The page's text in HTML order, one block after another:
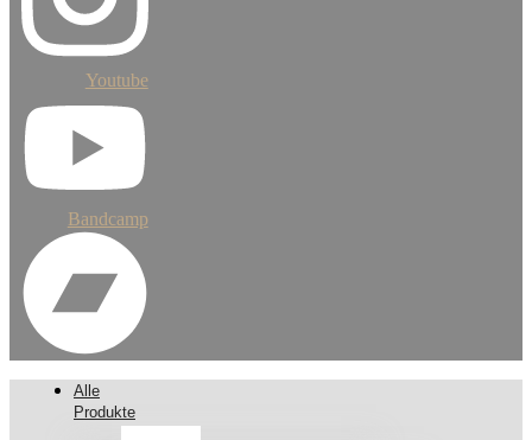
Youtube
Bandcamp
Alle
Produkte